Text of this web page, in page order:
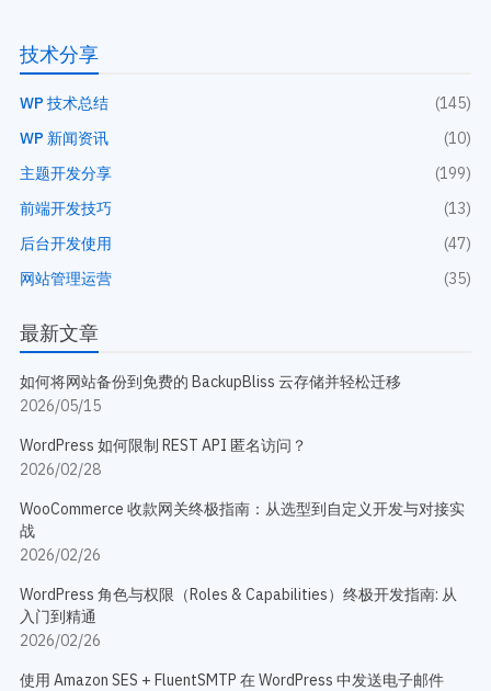
技术分享
WP 技术总结
(145)
WP 新闻资讯
(10)
主题开发分享
(199)
前端开发技巧
(13)
后台开发使用
(47)
网站管理运营
(35)
最新文章
如何将网站备份到免费的 BackupBliss 云存储并轻松迁移
2026/05/15
WordPress 如何限制 REST API 匿名访问？
2026/02/28
WooCommerce 收款网关终极指南：从选型到自定义开发与对接实
战
2026/02/26
WordPress 角色与权限（Roles & Capabilities）终极开发指南: 从
入门到精通
2026/02/26
使用 Amazon SES + FluentSMTP 在 WordPress 中发送电子邮件